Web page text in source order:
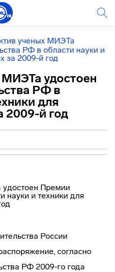
ученых МИЭТа
РФ в области науки и
за 2009-й год
удостоен
РФ в
для
2009-й год
России
согласно
РФ 2009-го года